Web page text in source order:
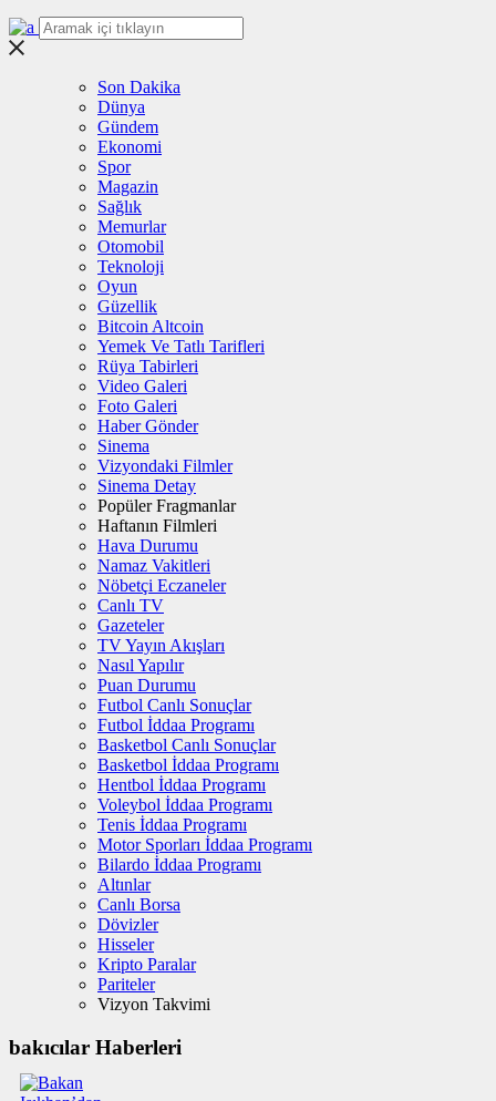
Son Dakika
Dünya
Gündem
Ekonomi
Spor
Magazin
Sağlık
Memurlar
Otomobil
Teknoloji
Oyun
Güzellik
Bitcoin Altcoin
Yemek Ve Tatlı Tarifleri
Rüya Tabirleri
Video Galeri
Foto Galeri
Haber Gönder
Sinema
Vizyondaki Filmler
Sinema Detay
Popüler Fragmanlar
Haftanın Filmleri
Hava Durumu
Namaz Vakitleri
Nöbetçi Eczaneler
Canlı TV
Gazeteler
TV Yayın Akışları
Nasıl Yapılır
Puan Durumu
Futbol Canlı Sonuçlar
Futbol İddaa Programı
Basketbol Canlı Sonuçlar
Basketbol İddaa Programı
Hentbol İddaa Programı
Voleybol İddaa Programı
Tenis İddaa Programı
Motor Sporları İddaa Programı
Bilardo İddaa Programı
Altınlar
Canlı Borsa
Dövizler
Hisseler
Kripto Paralar
Pariteler
Vizyon Takvimi
bakıcılar Haberleri